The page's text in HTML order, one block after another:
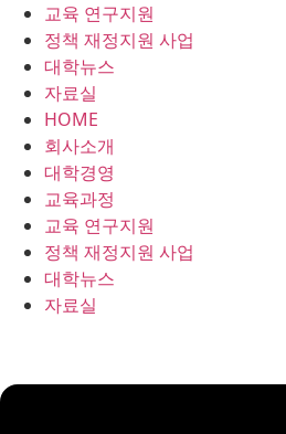
교육 연구지원
정책 재정지원 사업
대학뉴스
자료실
HOME
회사소개
대학경영
교육과정
교육 연구지원
정책 재정지원 사업
대학뉴스
자료실